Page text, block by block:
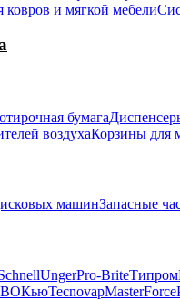
ковров и мягкой мебели
бумага
воздухаКорзины для
машинЗапасные
UngerPro-BriteТипром
КьюTecnovapMasterForce